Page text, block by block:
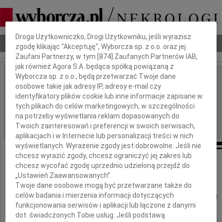
Nekrologi Odeszli Poradnik pogrzebowy
IMIĘ I NAZWISKO:
REGION: Gdańsk
DATA EMISJI: 30.09.2011
Naszej Koleżance
Agacie Skibińskiej-Maleckiej
Dbamy o Twoją prywatność
Droga Użytkowniczko, Drogi Użytkowniku, jeśli wyrazisz
zgodę klikając "Akceptuję", Wyborcza sp. z o.o. oraz jej
Zaufani Partnerzy, w tym [874 ] Zaufanych Partnerów IAB,
jak również Agora S.A. będąca spółką powiązaną z
Wyborcza sp. z o.o., będą przetwarzać Twoje dane
osobowe takie jak adresy IP, adresy e-mail czy
identyfikatory plików cookie lub inne informacje zapisane w
tych plikach do celów marketingowych, w szczególności
na potrzeby wyświetlania reklam dopasowanych do
Twoich zainteresowań i preferencji w swoich serwisach,
aplikacjach i w Internecie lub personalizacji treści w nich
wyświetlanych. Wyrażenie zgody jest dobrowolne. Jeśli nie
chcesz wyrazić zgody, chcesz ograniczyć jej zakres lub
chcesz wycofać zgodę uprzednio udzieloną przejdź do
„Ustawień Zaawansowanych”.
Twoje dane osobowe mogą być przetwarzane także do
celów badania i mierzenia informacji dotyczących
funkcjonowania serwisów i aplikacji lub łączone z danymi
dot. świadczonych Tobie usług. Jeśli podstawą